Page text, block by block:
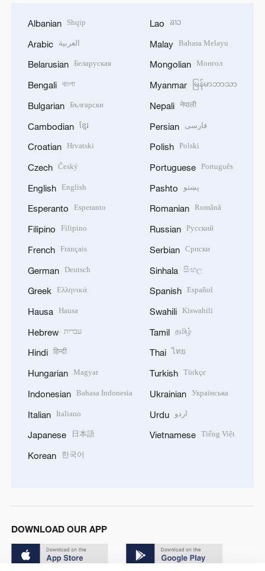
Albanian Shqip
Arabic العربية
Belarusian Беларуская
Bengali বাংলা
Bulgarian Български
Cambodian ខ្មែរ
Croatian Hrvatski
Czech Český
English English
Esperanto Esperanto
Filipino Filipino
French Français
German Deutsch
Greek Ελληνικά
Hausa Hausa
Hebrew עברית
Hindi हिन्दी
Hungarian Magyar
Indonesian Bahasa Indonesia
Italian Italiano
Japanese 日本語
Korean 한국어
Lao ລາວ
Malay Bahasa Melayu
Mongolian Монгол
Myanmar မြန်မာဘာသာ
Nepali नेपाली
Persian فارسی
Polish Polski
Portuguese Português
Pashto پښتو
Romanian Română
Russian Русский
Serbian Српски
Sinhala සිංහල
Spanish Español
Swahili Kiswahili
Tamil தமிழ்
Thai ไทย
Turkish Türkçe
Ukrainian Українська
Urdu اردو
Vietnamese Tiếng Việt
DOWNLOAD OUR APP